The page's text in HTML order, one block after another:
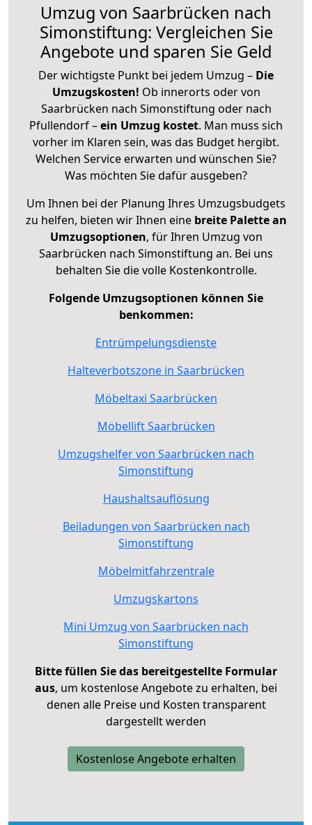
Umzug von Saarbrücken nach
Simonstiftung: Vergleichen Sie
Angebote und sparen Sie Geld
Der wichtigste Punkt bei jedem Umzug – Die
Umzugskosten! Ob innerorts oder von
Saarbrücken nach Simonstiftung oder nach
Pfullendorf –ein Umzug kostet. Man muss sich
vorher im Klaren sein, was das Budget hergibt.
Welchen Service erwarten und wünschen Sie?
Was möchten Sie dafür ausgeben?
Um Ihnen bei der Planung Ihres Umzugsbudgets
zu helfen, bieten wir Ihnen eine breite Palette an
Umzugsoptionen, für Ihren Umzug von
Saarbrücken nach Simonstiftung an. Bei uns
behalten Sie die volle Kostenkontrolle.
Folgende Umzugsoptionen können Sie
benkommen:
Entrümpelungsdienste
Halteverbotszone in Saarbrücken
Möbeltaxi Saarbrücken
Möbellift Saarbrücken
Umzugshelfer von Saarbrücken nach
Simonstiftung
Haushaltsauflösung
Beiladungen von Saarbrücken nach
Simonstiftung
Möbelmitfahrzentrale
Umzugskartons
Mini Umzug von Saarbrücken nach
Simonstiftung
Bitte füllen Sie das bereitgestellte Formular
aus, um kostenlose Angebote zu erhalten, bei
denen alle Preise und Kosten transparent
dargestellt werden
Kostenlose Angebote erhalten